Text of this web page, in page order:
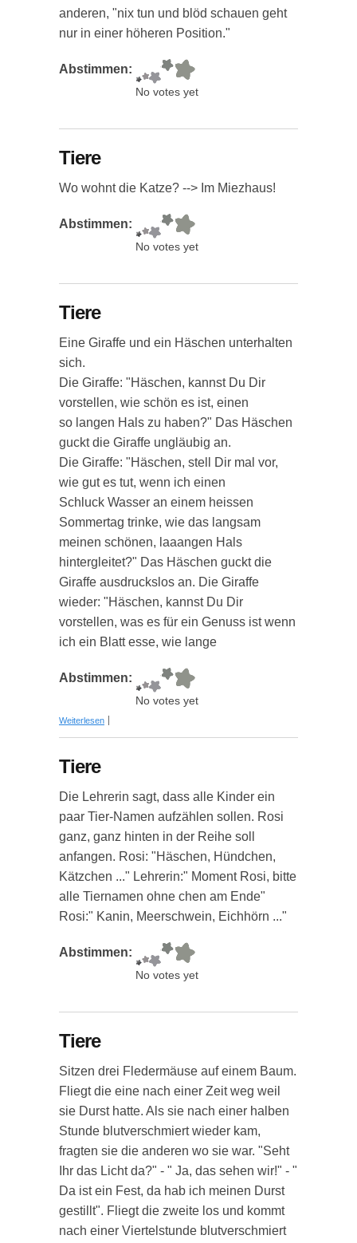
anderen, "nix tun und blöd schauen geht
nur in einer höheren Position."
Abstimmen:
No votes yet
Tiere
Wo wohnt die Katze? --> Im Miezhaus!
Abstimmen:
No votes yet
Tiere
Eine Giraffe und ein Häschen unterhalten
sich.
Die Giraffe: "Häschen, kannst Du Dir
vorstellen, wie schön es ist, einen
so langen Hals zu haben?" Das Häschen
guckt die Giraffe ungläubig an.
Die Giraffe: "Häschen, stell Dir mal vor,
wie gut es tut, wenn ich einen
Schluck Wasser an einem heissen
Sommertag trinke, wie das langsam
meinen schönen, laaangen Hals
hintergleitet?" Das Häschen guckt die
Giraffe ausdruckslos an. Die Giraffe
wieder: "Häschen, kannst Du Dir
vorstellen, was es für ein Genuss ist wenn
ich ein Blatt esse, wie lange
Abstimmen:
No votes yet
Weiterlesen über Tiere
Tiere
Die Lehrerin sagt, dass alle Kinder ein
paar Tier-Namen aufzählen sollen. Rosi
ganz, ganz hinten in der Reihe soll
anfangen. Rosi: "Häschen, Hündchen,
Kätzchen ..." Lehrerin:" Moment Rosi, bitte
alle Tiernamen ohne chen am Ende"
Rosi:" Kanin, Meerschwein, Eichhörn ..."
Abstimmen:
No votes yet
Tiere
Sitzen drei Fledermäuse auf einem Baum.
Fliegt die eine nach einer Zeit weg weil
sie Durst hatte. Als sie nach einer halben
Stunde blutverschmiert wieder kam,
fragten sie die anderen wo sie war. "Seht
Ihr das Licht da?" - " Ja, das sehen wir!" - "
Da ist ein Fest, da hab ich meinen Durst
gestillt". Fliegt die zweite los und kommt
nach einer Viertelstunde blutverschmiert